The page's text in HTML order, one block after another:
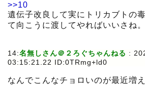
>>10
遺伝子改良して実にトリカブトの
て向こうに渡してやればいいさね。
14:名無しさん＠２ろぐちゃんねる :
03:15:21.22 ID:0TRmg+ld0
なんでこんなチョロいのが最近増